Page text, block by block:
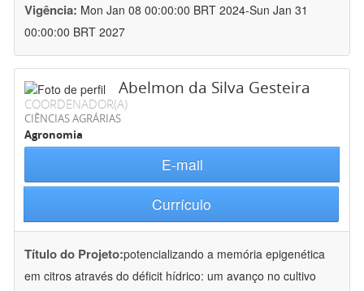
Vigência: Mon Jan 08 00:00:00 BRT 2024-Sun Jan 31
00:00:00 BRT 2027
Abelmon da Silva Gesteira
COORDENADOR(A)
CIÊNCIAS AGRÁRIAS
Agronomia
E-mail
Currículo
Título do Projeto:potencializando a memória epigenética
em citros através do déficit hídrico: um avanço no cultivo